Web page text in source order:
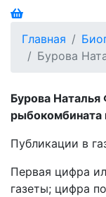
Главная
Бурова
Бурова
рыбокомбината
Публикации в
Первая цифра
газеты; цифра